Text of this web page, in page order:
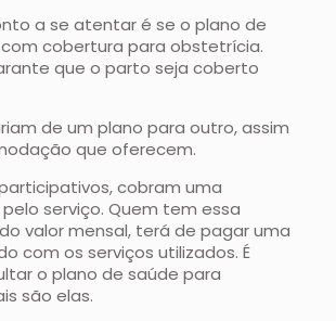
a se atentar é se o plano de
cobertura para obstetrícia.
que o parto seja coberto
de um plano para outro, assim
que oferecem.
cobram uma
serviço. Quem tem essa
valor mensal, terá de pagar uma
com os serviços utilizados. É
o plano de saúde para
são elas.